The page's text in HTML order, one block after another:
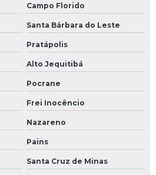
Campo Florido
Santa Bárbara do Leste
Pratápolis
Alto Jequitibá
Pocrane
Frei Inocêncio
Nazareno
Pains
Santa Cruz de Minas